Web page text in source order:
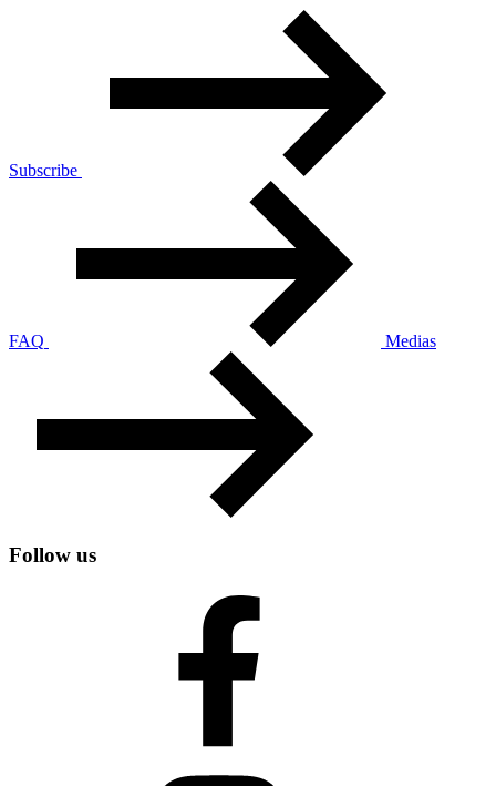
Subscribe
FAQ Medias
Follow us